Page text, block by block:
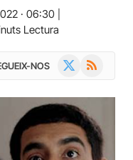
· 06:30
Lectura
NOS RSS